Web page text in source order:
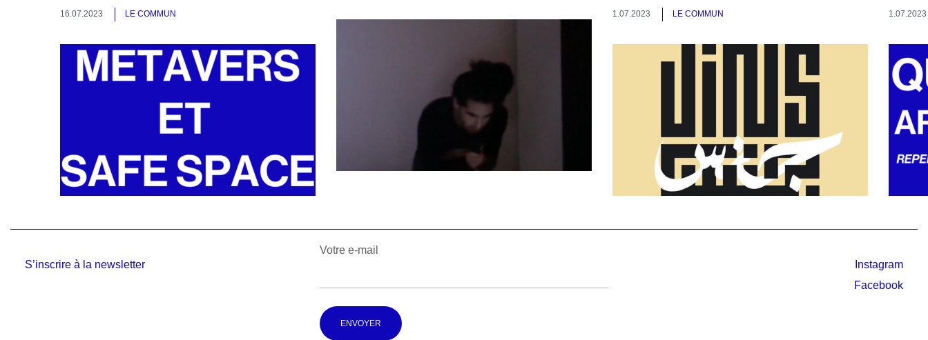
16.07.2023 LE COMMUN 1.07.2023 LE COMMUN 1.07.2023
S’inscrire à la newsletter
Votre e-mail
Instagram
Facebook